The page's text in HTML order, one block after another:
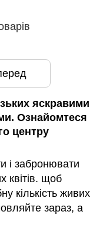
яскравими
Ознайомтеся
центру
і забронювати
квітів. щоб
кількість живих
зараз, а